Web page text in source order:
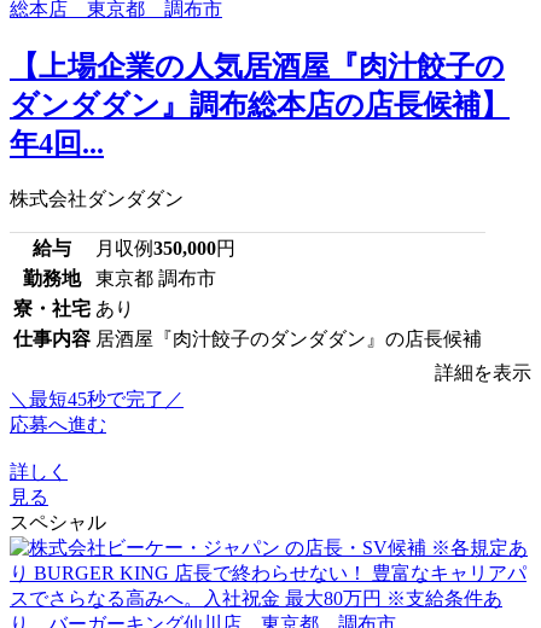
【上場企業の人気居酒屋『肉汁餃子の
ダンダダン』調布総本店の店長候補】
年4回...
株式会社ダンダダン
給与 月収例350,000円
勤務地
東京都 調布市
寮・社宅 あり
仕事内容 居酒屋『肉汁餃子のダンダダン』の店長候補
詳細を表示
＼最短45秒で完了／
応募へ進む
詳しく
見る
スペシャル